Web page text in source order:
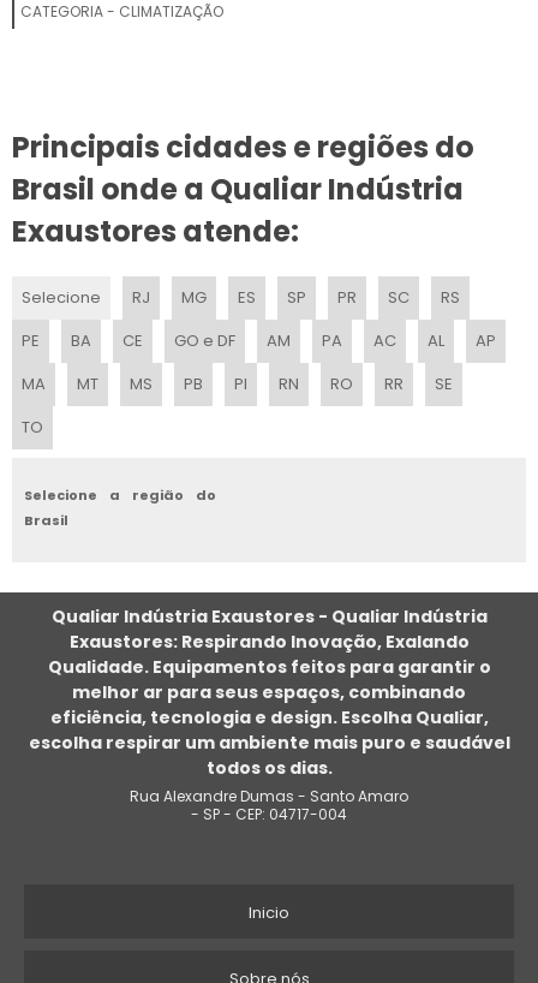
COMPRAR EXAUSTOR DE COZINHA
LOCAÇÃO DE EXAUSTOR CENTRÍFUGO
INSTALAÇÃO DE EXAUSTOR INDUSTRIAL
EXAUSTOR PORTÁTIL PREÇO
PREÇO DE EXAUSTOR CENTRÍFUGO
EXAUSTOR DE PAREDE PARA COZINHA
COMPRAR EXAUSTOR INDUSTRIAL
EXAUSTOR PARA QUARTO
EXAUSTOR EOLICO INDUSTRIAL
EXAUSTOR CENTRÍFUGO PARA LABORATÓRIO
VENTILADOR CENTRÍFUGO INDUSTRIAL
CATEGORIA - CLIMATIZAÇÃO
Principais cidades e regiões do
Brasil onde a Qualiar Indústria
Exaustores atende:
Selecione RJ MG ES SP PR SC
RS
PE
BA CE GO e DF AM PA AC AL
AP
MA
MT MS PB PI RN RO RR
SE
TO
Selecione a região do
Brasil
Qualiar Indústria Exaustores - Qualiar Indústria
Exaustores: Respirando Inovação, Exalando
Qualidade. Equipamentos feitos para garantir o
melhor ar para seus espaços, combinando
eficiência, tecnologia e design. Escolha Qualiar,
escolha respirar um ambiente mais puro e saudável
todos os dias.
Rua Alexandre Dumas - Santo Amaro
- SP - CEP: 04717-004
Inicio